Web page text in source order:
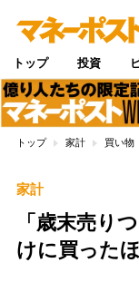
トップ 投資
トップ 家計 買い物
家計
「歳末売り
けに買った